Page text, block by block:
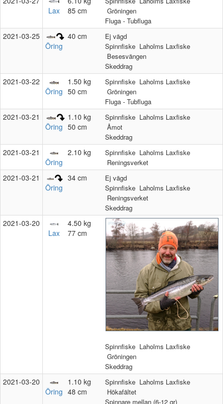
Lax
85 cm
Gröningen
Fluga - Tubfluga
2021‑03‑25
Öring
40 cm
Ej vägd
Spinnfiske Laholms Laxfiske
Besesvängen
Skeddrag
2021‑03‑22
Öring
1.50 kg
50 cm
Spinnfiske Laholms Laxfiske
Gröningen
Fluga - Tubfluga
2021‑03‑21
Öring
1.10 kg
50 cm
Spinnfiske Laholms Laxfiske
Åmot
Skeddrag
2021‑03‑21
Öring
2.10 kg Spinnfiske Laholms Laxfiske
Reningsverket
2021‑03‑21
Öring
34 cm
Ej vägd
Spinnfiske Laholms Laxfiske
Reningsverket
Skeddrag
2021‑03‑20
Lax
4.50 kg
77 cm
Spinnfiske Laholms Laxfiske
Gröningen
Skeddrag
2021‑03‑20
Öring
1.10 kg
48 cm
Spinnfiske Laholms Laxfiske
Hökafältet
Spinnare mellan (6-12 gr)